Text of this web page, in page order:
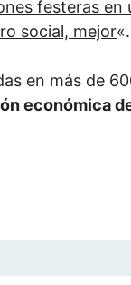
festeras
social, mejor«.
en más de
económica